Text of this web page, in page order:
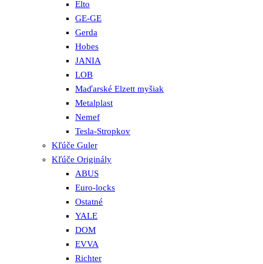
Elto
GE-GE
Gerda
Hobes
JANIA
LOB
Maďarské Elzett myšiak
Metalplast
Nemef
Tesla-Stropkov
Kľúče Guler
Kľúče Originály
ABUS
Euro-locks
Ostatné
YALE
DOM
EVVA
Richter